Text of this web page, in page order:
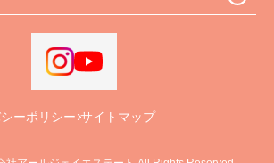
ーポリシー サイトマップ